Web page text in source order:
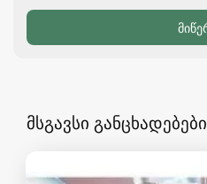
მსგავსი განცხადებები